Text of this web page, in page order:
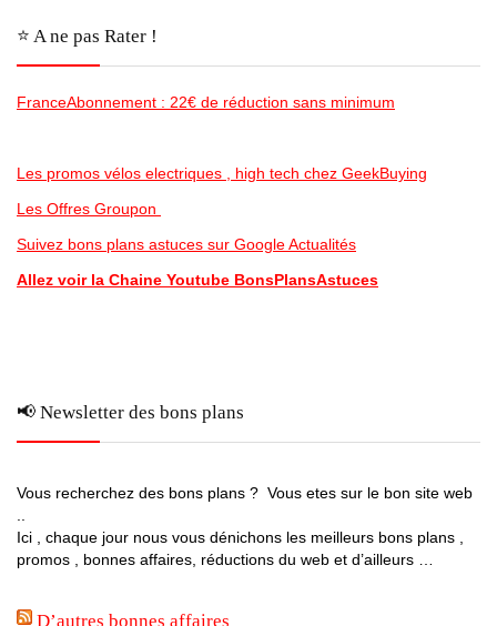
⭐️ A ne pas Rater !
FranceAbonnement : 22€ de réduction sans minimum
Les promos vélos electriques , high tech chez GeekBuying
Les Offres Groupon
Suivez bons plans astuces sur Google Actualités
Allez voir la Chaine Youtube BonsPlansAstuces
📢 Newsletter des bons plans
Vous recherchez des bons plans ? Vous etes sur le bon site web
..
Ici , chaque jour nous vous dénichons les meilleurs bons plans ,
promos , bonnes affaires, réductions du web et d’ailleurs …
D’autres bonnes affaires